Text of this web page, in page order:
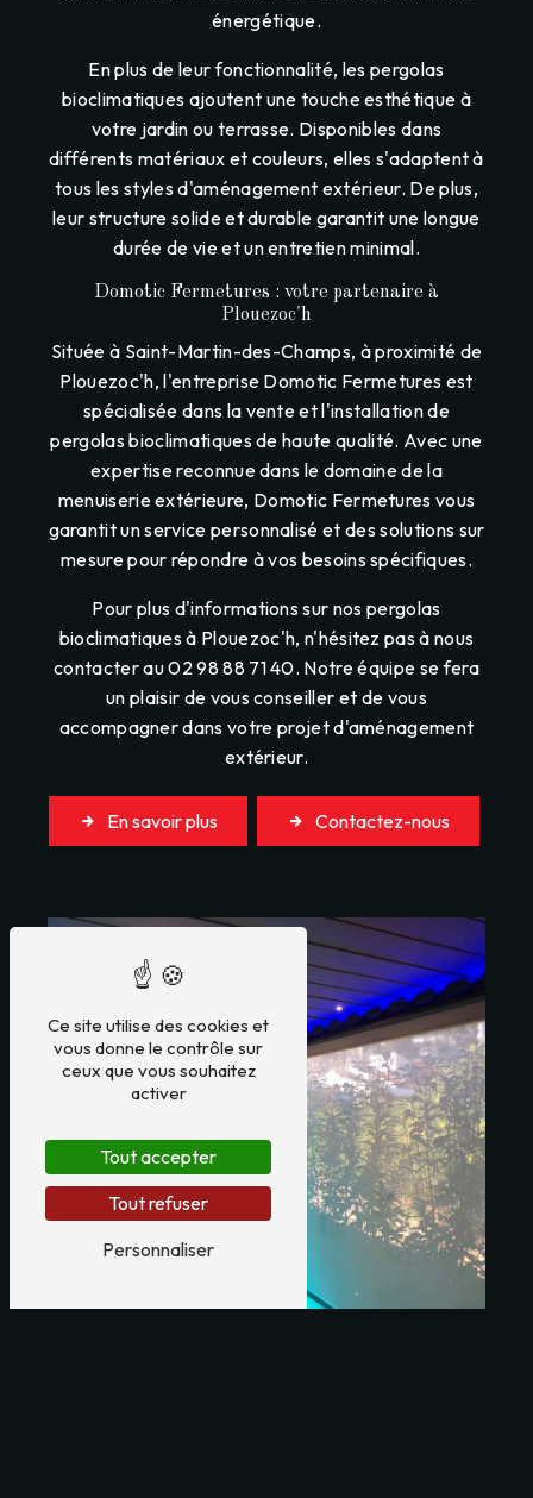
énergétique.
En plus de leur fonctionnalité, les pergolas
bioclimatiques ajoutent une touche esthétique à
votre jardin ou terrasse. Disponibles dans
différents matériaux et couleurs, elles s'adaptent à
tous les styles d'aménagement extérieur. De plus,
leur structure solide et durable garantit une longue
durée de vie et un entretien minimal.
Domotic Fermetures : votre partenaire à
Plouezoc'h
Située à Saint-Martin-des-Champs, à proximité de
Plouezoc'h, l'entreprise Domotic Fermetures est
spécialisée dans la vente et l'installation de
pergolas bioclimatiques de haute qualité. Avec une
expertise reconnue dans le domaine de la
menuiserie extérieure, Domotic Fermetures vous
garantit un service personnalisé et des solutions sur
mesure pour répondre à vos besoins spécifiques.
Pour plus d'informations sur nos pergolas
bioclimatiques à Plouezoc'h, n'hésitez pas à nous
contacter au 02 98 88 71 40. Notre équipe se fera
un plaisir de vous conseiller et de vous
accompagner dans votre projet d'aménagement
extérieur.
En savoir plus Contactez-nous
Ce site utilise des cookies et
vous donne le contrôle sur
ceux que vous souhaitez
activer
Tout accepter
Tout refuser
Personnaliser